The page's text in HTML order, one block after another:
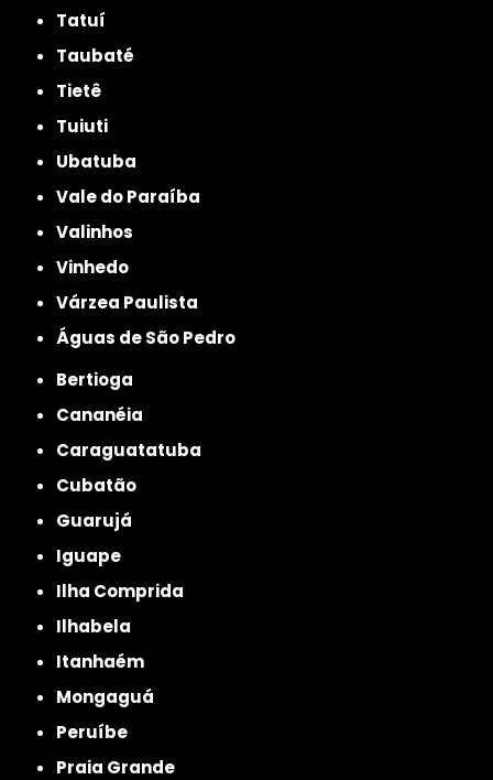
Tatuí
Taubaté
Tietê
Tuiuti
Ubatuba
Vale do Paraíba
Valinhos
Vinhedo
Várzea Paulista
Águas de São Pedro
Bertioga
Cananéia
Caraguatatuba
Cubatão
Guarujá
Iguape
Ilha Comprida
Ilhabela
Itanhaém
Mongaguá
Peruíbe
Praia Grande